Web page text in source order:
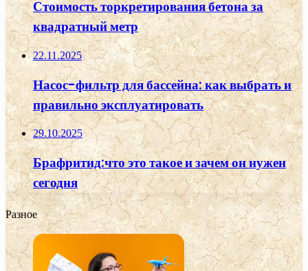
Стоимость торкретирования бетона за
квадратный метр
22.11.2025
Насос-фильтр для бассейна: как выбрать и
правильно эксплуатировать
29.10.2025
Брафритид:что это такое и зачем он нужен
сегодня
Разное